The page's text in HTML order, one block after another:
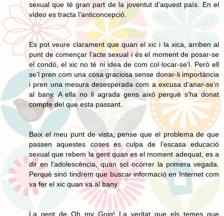
sexual que té gran part de la joventut d’aquest país. En el
vídeo es tracta l’anticoncepció.
Es pot veure clarament que quan el xic i la xica, arriben al
punt de començar l’acte sexual i és el moment de posar-se
el condó, el xic no té ni idea de com col·locar-se'l. Però ell
se'l pren com una cosa graciosa sense donar-li importància
i pren una mesura desesperada com a excusa d’anar-se’n
al bany. A ella no li agrada gens això perquè s’ha donat
compte del que esta passant.
Baix el meu punt de vista, pense que el problema de que
passen aquestes coses es culpa de l’escasa educació
sexual que rebem la gent quan es el moment adequat, es a
dir en l'adolescència, quan sol ocórrer la primera vegada.
Perquè sinó tindrem que buscar informació en Internet com
va fer el xic quan va al bany.
La gent de Oh my Goig! La veritat que els temes que